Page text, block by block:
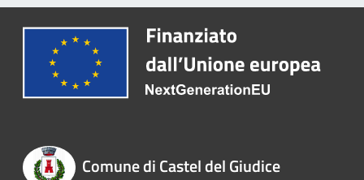
Comune di Castel del Giudice